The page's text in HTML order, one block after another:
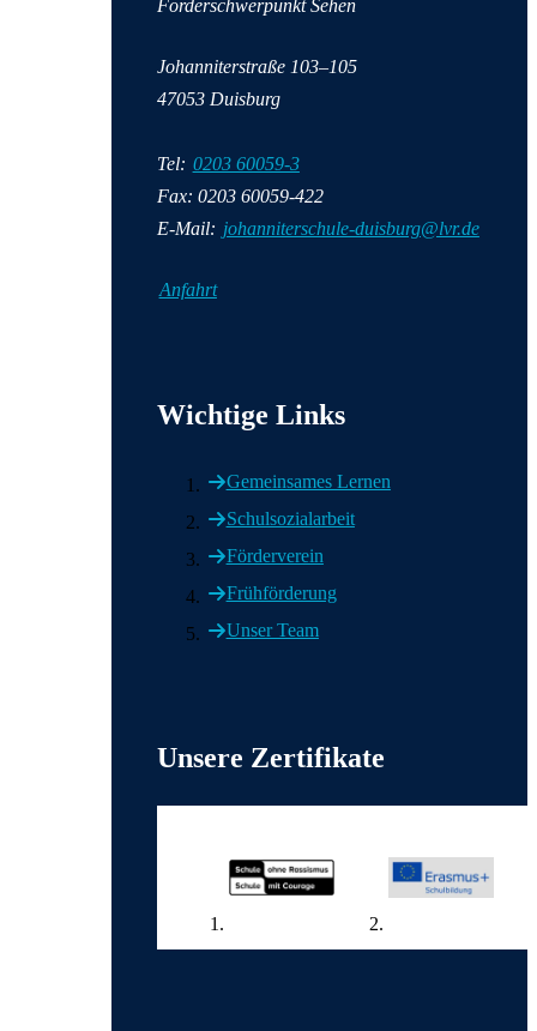
Förderschwerpunkt Sehen
Johanniterstraße 103–105
47053 Duisburg
Tel: 0203 60059-3
Fax: 0203 60059-422
E-Mail: johanniterschule-duisburg@lvr.de
Anfahrt
Wichtige Links
Gemeinsames Lernen
Schulsozialarbeit
Förderverein
Frühförderung
Unser Team
Unsere Zertifikate